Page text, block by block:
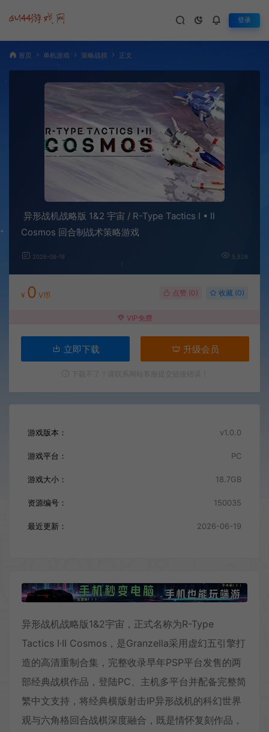
登录
首页 单机游戏 策略战棋 正文
异形战机战略版 1&2 宇宙 / R-Type Tactics I • II
Cosmos 回合制战术策略游戏
2026-06-19 5,526
¥ 0 V币 点赞 (0) 收藏 (0)
VIP免费
立即下载 升级会员
游戏版本： v1.0.0
游戏平台： PC
游戏大小： 18.7GB
资源编号： 150035
最近更新： 2026-06-19
异形战机战略版1&2宇宙，正式名称为R-Type
Tactics I·II Cosmos，是Granzella采用虚幻五引擎打
造的高清重制合集，完整收录早年PSP平台发售的两
部经典战棋作品，登陆PC、主机多平台并配备完整简
繁中文支持，将经典横版射击IP异形战机的科幻世界
观与六角格回合战棋深度融合，既是情怀复刻作品，